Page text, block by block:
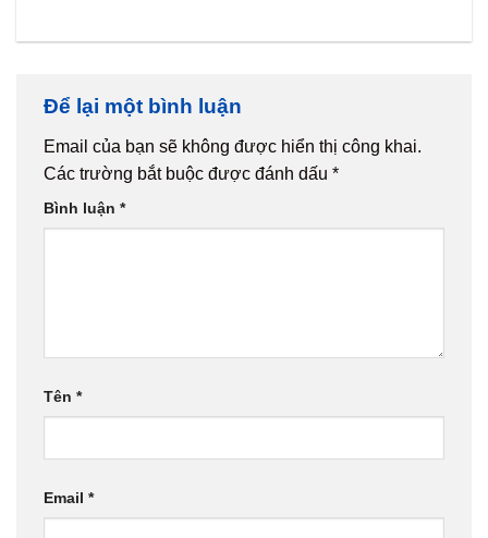
Để lại một bình luận
Email của bạn sẽ không được hiển thị công khai.
Các trường bắt buộc được đánh dấu *
Bình luận *
Tên *
Email *